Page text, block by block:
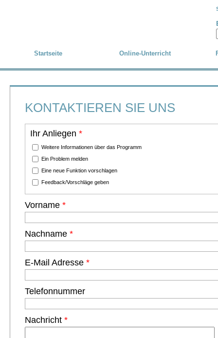
Startseite Online-Unterricht
KONTAKTIEREN SIE UNS
Ihr Anliegen *
Weitere Informationen über das Programm
Ein Problem melden
Eine neue Funktion vorschlagen
Feedback/Vorschläge geben
Vorname *
Nachname *
E-Mail Adresse *
Telefonnummer
Nachricht *